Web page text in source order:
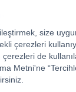
Max
Max